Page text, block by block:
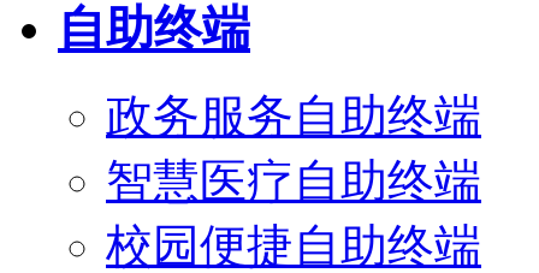
自助终端
政务服务自助终端
智慧医疗自助终端
校园便捷自助终端